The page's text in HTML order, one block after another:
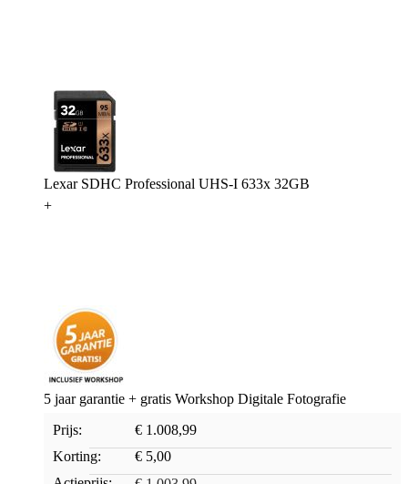
Lexar SDHC Professional UHS-I 633x 32GB
+
5 jaar garantie + gratis Workshop Digitale Fotografie
Prijs:
€ 1.008,99
Korting:
€ 5,00